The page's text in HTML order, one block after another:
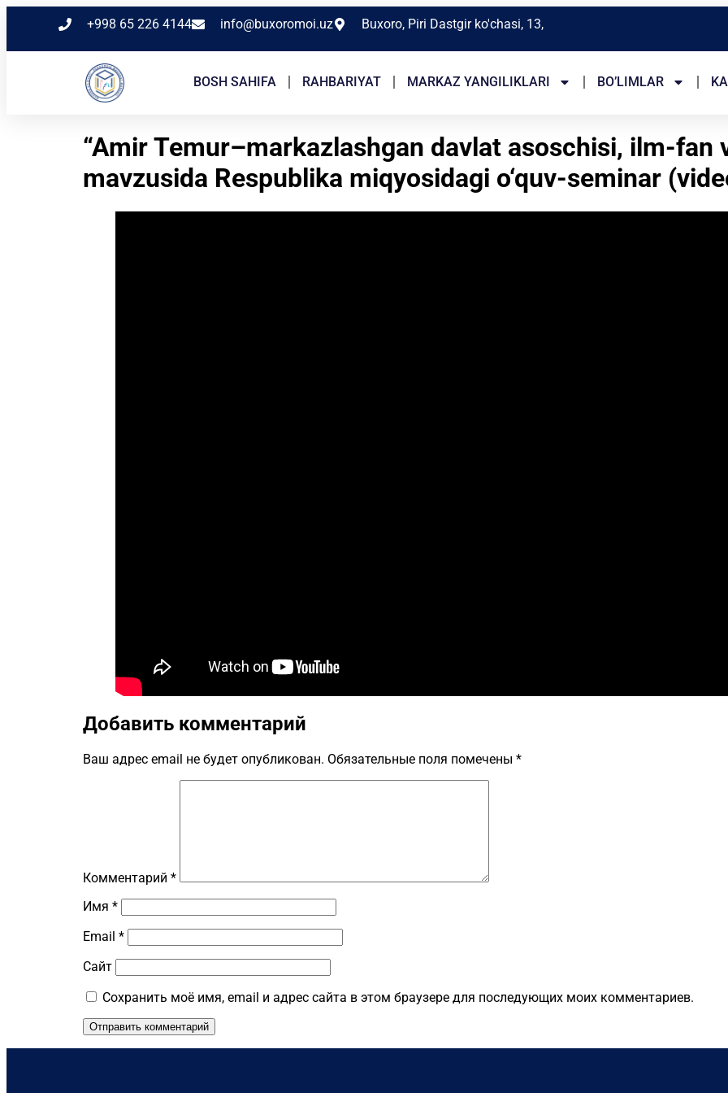
+998 65 226 4144 info@buxoromoi.uz Buxoro, Piri Dastgir ko'chasi, 13,
BOSH SAHIFA RAHBARIYAT MARKAZ YANGILIKLARI BO’LIMLAR
“Amir Temur–markazlashgan davlat asoschisi, ilm-fan
mavzusida Respublika miqyosidagi o‘quv-seminar
Добавить комментарий
Ваш адрес email не будет опубликован. Обязательные поля помечены *
Комментарий *
Имя *
Email *
Сайт
Сохранить моё имя, email и адрес сайта в этом браузере для последующих моих комментариев.